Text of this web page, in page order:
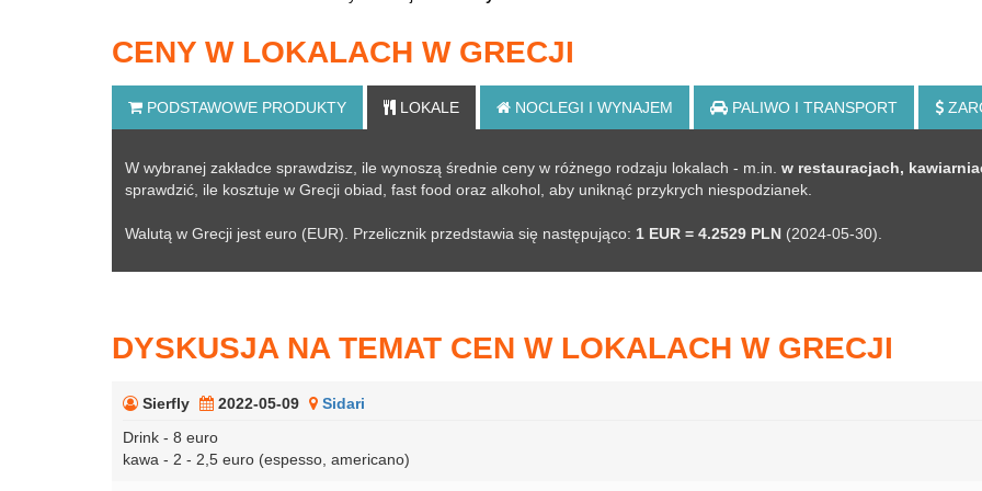
CENY W LOKALACH W GRECJI
PODSTAWOWE PRODUKTY LOKALE NOCLEGI I WYNAJEM PALIWO I TRANSPORT
W wybranej zakładce sprawdzisz, ile wynoszą średnie ceny w różnego rodzaju lokalach - m.in. w restauracjach,
sprawdzić, ile kosztuje w Grecji obiad, fast food oraz alkohol, aby uniknąć przykrych niespodzianek.
Walutą w Grecji jest euro (EUR). Przelicznik przedstawia się następująco: 1 EUR = 4.2529 PLN (2024-05-30).
DYSKUSJA NA TEMAT CEN W LOKALACH W GRECJI
Sierfly 2022-05-09
Sidari
Drink - 8 euro
kawa - 2 - 2,5 euro (espesso, americano)